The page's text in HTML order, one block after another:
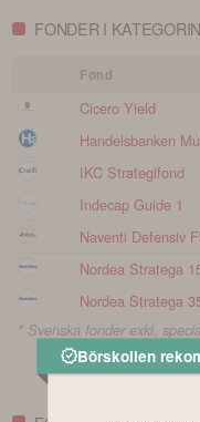
FONDER I
Fond
Cicero Yield
Handelsbanken
IKC Strategifond
Indecap Guide 1
Naventi Defensiv
Nordea Stratega
Nordea Stratega
* Svenska fonder exkl.
Börskollen